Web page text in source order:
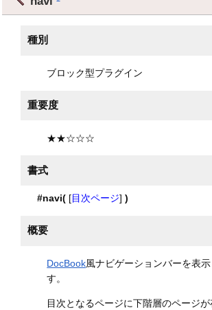
種別
ブロック型プラグイン
重要度
★★☆☆☆
書式
#navi([目次ページ] )
概要
DocBook風ナビゲーションバーを表示
す。
目次となるページに下階層のページが